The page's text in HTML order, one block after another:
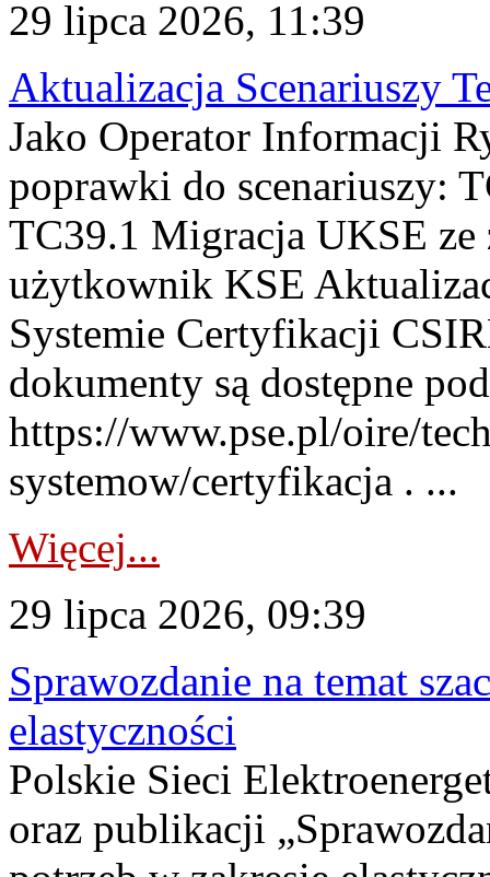
29 lipca 2026, 11:39
Aktualizacja Scenariuszy
Jako Operator Informacji
poprawki do scenariuszy:
TC39.1 Migracja UKSE
użytkownik KSE
Systemie Certyfikacji
dokumenty są dostępne
https://www.pse.pl/oire/
systemow/certyfikacja . ...
Więcej...
29 lipca 2026, 09:39
Sprawozdanie na temat
elastyczności
Polskie Sieci
oraz publikacji